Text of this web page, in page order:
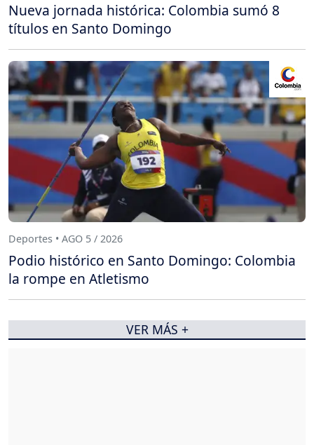
Nueva jornada histórica: Colombia sumó 8
títulos en Santo Domingo
Deportes • AGO 5 / 2026
Podio histórico en Santo Domingo: Colombia
la rompe en Atletismo
VER MÁS +